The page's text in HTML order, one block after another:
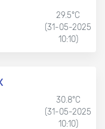
29.5°C
(31-05-2025
10:10)
30.8°C
(31-05-2025
10:10)